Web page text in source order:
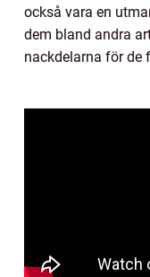
också vara en
dem bland andra
nackdelarna för de